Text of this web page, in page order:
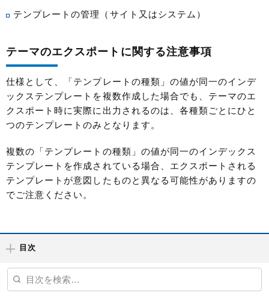
テンプレートの管理（サイト又はシステム）
テーマのエクスポートに関する注意事項
仕様として、「テンプレートの種類」の値が同一のインデ
ックステンプレートを複数作成した場合でも、テーマのエ
クスポート時に実際に出力されるのは、各種類ごとにひと
つのテンプレートのみとなります。
複数の「テンプレートの種類」の値が同一のインデックス
テンプレートを作成されている場合、エクスポートされる
テンプレートが意図したものと異なる可能性がありますの
でご注意ください。
目次